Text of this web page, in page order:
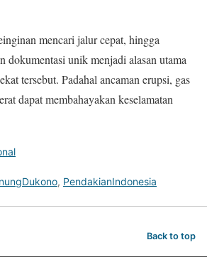
mencari jalur cepat, hingga
dokumentasi unik menjadi alasan utama
tersebut. Padahal ancaman erupsi, gas
dapat membahayakan keselamatan
, PendakianIndonesia
Back to top